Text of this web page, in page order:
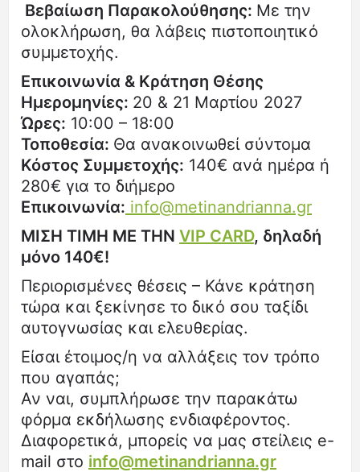
Βεβαίωση Παρακολούθησης: Με την
ολοκλήρωση, θα λάβεις πιστοποιητικό
συμμετοχής.
Επικοινωνία & Κράτηση Θέσης
Ημερομηνίες: 20 & 21 Μαρτίου 2027
Ώρες: 10:00 – 18:00
Τοποθεσία: Θα ανακοινωθεί σύντομα
Κόστος Συμμετοχής: 140€ ανά ημέρα ή
280€ για το διήμερο
Επικοινωνία: info@metinandrianna.gr
ΜΙΣΗ ΤΙΜΗ ΜΕ ΤΗΝ VIP CARD, δηλαδή
μόνο 140€!
Περιορισμένες θέσεις – Κάνε κράτηση
τώρα και ξεκίνησε το δικό σου ταξίδι
αυτογνωσίας και ελευθερίας.
Είσαι έτοιμος/η να αλλάξεις τον τρόπο
που αγαπάς;
Αν ναι, συμπλήρωσε την παρακάτω
φόρμα εκδήλωσης ενδιαφέροντος.
Διαφορετικά, μπορείς να μας στείλεις e-
mail στο info@metinandrianna.gr